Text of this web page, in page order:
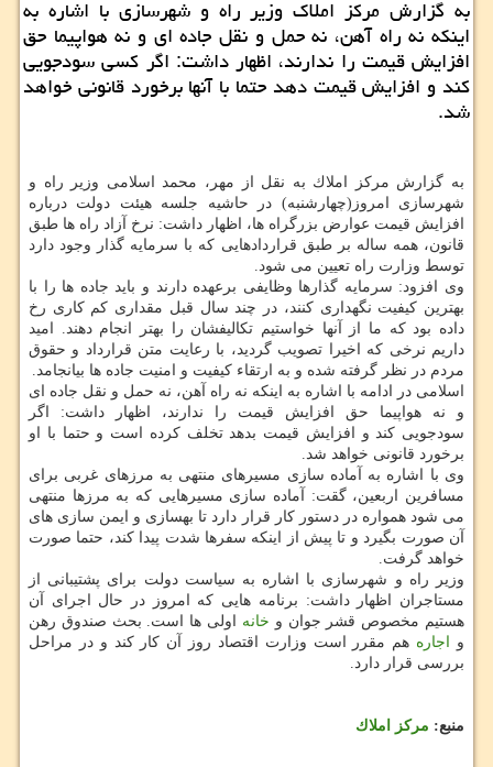
به گزارش مركز املاك وزیر راه و شهرسازی با اشاره به
اینكه نه راه آهن، نه حمل و نقل جاده ای و نه هواپیما حق
افزایش قیمت را ندارند، اظهار داشت: اگر كسی سودجویی
كند و افزایش قیمت دهد حتما با آنها برخورد قانونی خواهد
شد.
به گزارش مركز املاك به نقل از مهر، محمد اسلامی وزیر راه و
شهرسازی امروز(چهارشنبه) در حاشیه جلسه هیئت دولت درباره
افزایش قیمت عوارض بزرگراه ها، اظهار داشت: نرخ آزاد راه ها طبق
قانون، همه ساله بر طبق قراردادهایی كه با سرمایه گذار وجود دارد
توسط وزارت راه تعیین می شود.
وی افزود: سرمایه گذارها وظایفی برعهده دارند و باید جاده ها را با
بهترین كیفیت نگهداری كنند، در چند سال قبل مقداری كم كاری رخ
داده بود كه ما از آنها خواستیم تكالیفشان را بهتر انجام دهند. امید
داریم نرخی كه اخیرا تصویب گردید، با رعایت متن قرارداد و حقوق
مردم در نظر گرفته شده و به ارتقاء كیفیت و امنیت جاده ها بیانجامد.
اسلامی در ادامه با اشاره به اینكه نه راه آهن، نه حمل و نقل جاده ای
و نه هواپیما حق افزایش قیمت را ندارند، اظهار داشت: اگر
سودجویی كند و افزایش قیمت بدهد تخلف كرده است و حتما با او
برخورد قانونی خواهد شد.
وی با اشاره به آماده سازی مسیرهای منتهی به مرزهای غربی برای
مسافرین اربعین، گقت: آماده سازی مسیرهایی كه به مرزها منتهی
می شود همواره در دستور كار قرار دارد تا بهسازی و ایمن سازی های
آن صورت بگیرد و تا پیش از اینكه سفرها شدت پیدا كند، حتما صورت
خواهد گرفت.
وزیر راه و شهرسازی با اشاره به سیاست دولت برای پشتیبانی از
مستاجران اظهار داشت: برنامه هایی كه امروز در حال اجرای آن
هستیم مخصوص قشر جوان و خانه اولی ها است. بحث صندوق رهن
و
اجاره هم مقرر است وزارت اقتصاد روز آن كار كند و در مراحل
بررسی قرار دارد.
منبع: مركز املاك